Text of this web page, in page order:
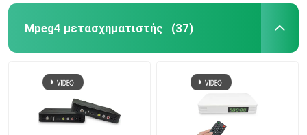
Mpeg4 μετασχηματιστής (37)